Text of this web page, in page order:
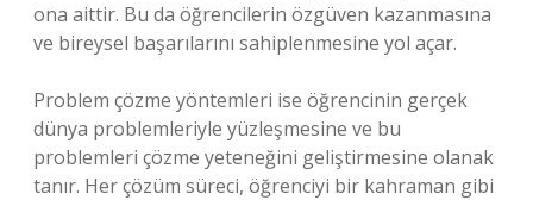
ona aittir. Bu da öğrencilerin özgüven kazanmasına
ve bireysel başarılarını sahiplenmesine yol açar.
Problem çözme yöntemleri ise öğrencinin gerçek
dünya problemleriyle yüzleşmesine ve bu
problemleri çözme yeteneğini geliştirmesine olanak
tanır. Her çözüm süreci, öğrenciyi bir kahraman gibi